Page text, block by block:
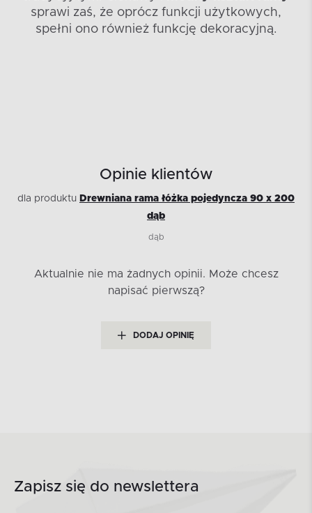
sprawi zaś, że oprócz funkcji użytkowych,
spełni ono również funkcję dekoracyjną.
Opinie klientów
dla produktu Drewniana rama łóżka pojedyncza 90 x 200
dąb
dąb
Aktualnie nie ma żadnych opinii. Może chcesz
napisać pierwszą?
DODAJ OPINIĘ
Zapisz się do newslettera